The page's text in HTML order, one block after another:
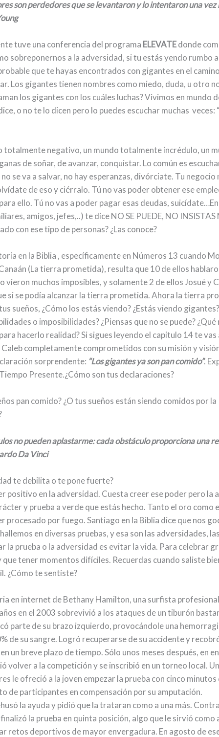
son perdedores que se levantaron y lo intentaron una vez
tuve una conferencia del programa ELEVATEdonde
sobreponernos a la adversidad, si tu estás yendo rumbo
que te hayas encontrados con gigantes en el
Los gigantes tienen nombres como miedo, duda, u otro
los gigantes con los cuáles luchas? Vivimos en mundo
o no te lo dicen pero lo puedes escuchar muchas veces:
totalmente negativo, un mundo totalmente incrédulo, un
de soñar, de avanzar, conquistar. Lo común es
se va a salvar, no hay esperanzas, divórciate. Tu negocio
de eso y ciérralo. Tú no vas poder obtener ese
ello. Tú no vas a poder pagar esas deudas,
amigos, jefes,..) te dice NO SE PUEDE, NO INSISTAS
con ese tipo de personas? ¿Las conoce?
en la Biblia , específicamente en Números 13 cuando
(La tierra prometida), resulta que 10 de ellos
vieron muchos imposibles, y solamente 2 de ellos Josué y
si se podía alcanzar la tierra prometida. Ahora la tierra
sueños, ¿Cómo los estás viendo? ¿Estás viendo
o imposibilidades? ¿Piensas que no se puede? ¿Qué
hacerlo realidad? Si sigues leyendo el capitulo 14 te
Caleb completamente comprometidos con su misión y
sorprendente: “Los gigantes ya son pan comido”.
Presente.¿Cómo son tus declaraciones?
pan comido? ¿O tus sueños están siendo comidos por la
no pueden aplastarme: cada obstáculo proporciona una
Da Vinci
te debilita o te pone fuerte?
positivo en la adversidad. Cuesta creer ese poder pero la
y prueba a verde que estás hecho. Tanto el oro como
procesado por fuego. Santiago en la Biblia dice que nos
en diversas pruebas, y esa son las adversidades,
la prueba o la adversidad es evitar la vida. Para celebrar
tener momentos difíciles. Recuerdas cuando saliste
¿Cómo te sentiste?
en internet de Bethany Hamilton, una surfista
en el 2003 sobrevivió a los ataques de un tiburón
parte de su brazo izquierdo, provocándole una
de su sangre. Logró recuperarse de su accidente y
un breve plazo de tiempo. Sólo unos meses después, en
volver a la competición y se inscribió en un torneo local.
le ofreció a la joven empezar la prueba con cinco minutos
de participantes en compensación por su amputación.
la ayuda y pidió que la trataran como a una más.
la prueba en quinta posición, algo que le sirvió como
retos deportivos de mayor envergadura. En agosto de